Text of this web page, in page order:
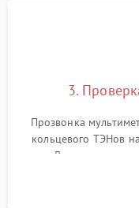
3.
Прозвонка
кольцевого ТЭНов
Диагностика